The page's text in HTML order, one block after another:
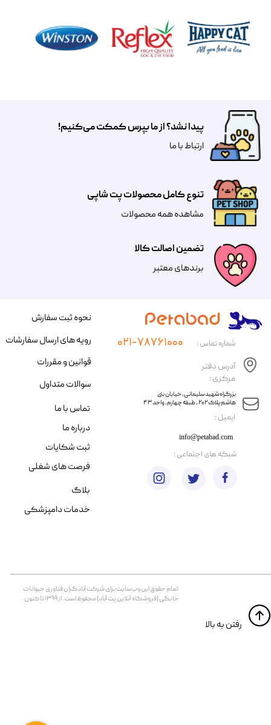
تضمین اصالت کالا
​​برندهای معتبر​​​​​​​
تنوع کامل محصولات پت شاپی
مشاهده همه محصولات
پیدا نشد؟ از ما بپرس کمکت می‌کنیم!
​​​ارتباط با ما
​ایمیل :
آدرس دفتر
مرکزی :
info@petabad.com
​​بزرگراه شهید سلیمانی، خیابان بنی
هاشم پلاک ۲۰۲ ، طبقه چهارم، واحد ۴۳
شماره تماس : ۰۲۱-۷۸۷۶۱۰۰۰
تمام حقوق اين وب‌سايت برای شرکت آبادگران فناوری حیوانات
خانگی (فروشگاه آنلاین پت آباد) محفوظ است. از ۱۳۹۹ تا کنون.
​​رفتن به بالا
نحوه ثبت سفارش
رویه های ارسال سفارشات
قوانین و مقررات
سوالات متداول
تماس با ما
درباره ما
ثبت شکایات
فرصت های شغلی
​شبکه های اجتماعی :
بلاگ
خدمات دامپزشکی